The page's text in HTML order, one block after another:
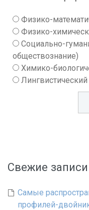
Физико-
Физико-
Социально-
обществознание)
Химико-
Лингвистический
Свежие записи
Самые
профилей-